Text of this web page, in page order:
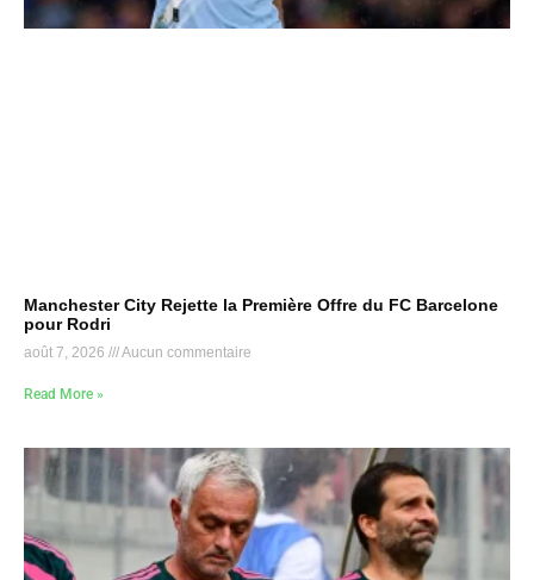
Manchester City Rejette la Première Offre du FC Barcelone
pour Rodri
août 7, 2026 Aucun commentaire
Read More »